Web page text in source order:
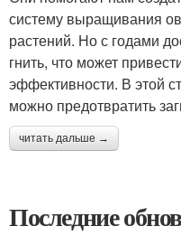
систему выращивания
растений. Но с годами
гнить, что может
эффективности. В этой
можно предотвратить
читать дальше →
Последние